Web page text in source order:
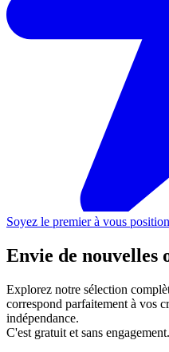
Soyez le premier à vous
Envie de nouvelles
Explorez notre sélection
correspond parfaitement à vos
indépendance.
C'est gratuit et sans engagement.